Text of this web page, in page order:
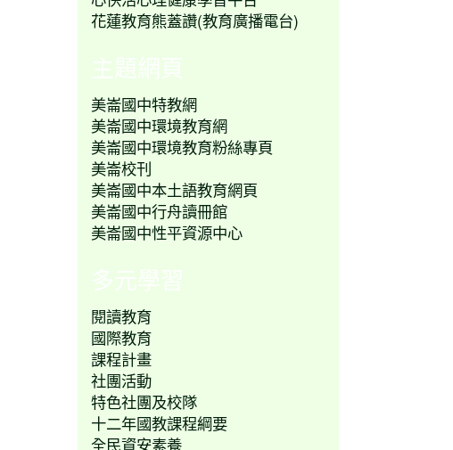
花蓮教育熊蓋讚(教育廣播電台)
主題網頁
美崙國中特教網
美崙國中環境教育網
美崙國中環境教育粉絲專頁
美崙校刊
美崙國中本土語教育網頁
美崙國中行舟讀冊館
美崙國中性平資源中心
多元學習
閱讀教育
國際教育
課程計畫
社團活動
特色社團及校隊
十二年國教課程綱要
全民資安素養